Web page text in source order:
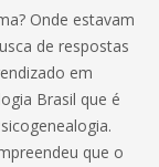
Onde estavam
de respostas
em
Brasil que é
que o